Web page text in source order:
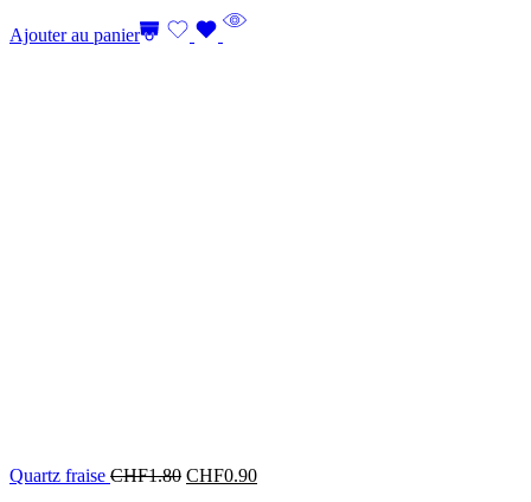
Ajouter au panier
Quartz fraise CHF1.80 CHF0.90